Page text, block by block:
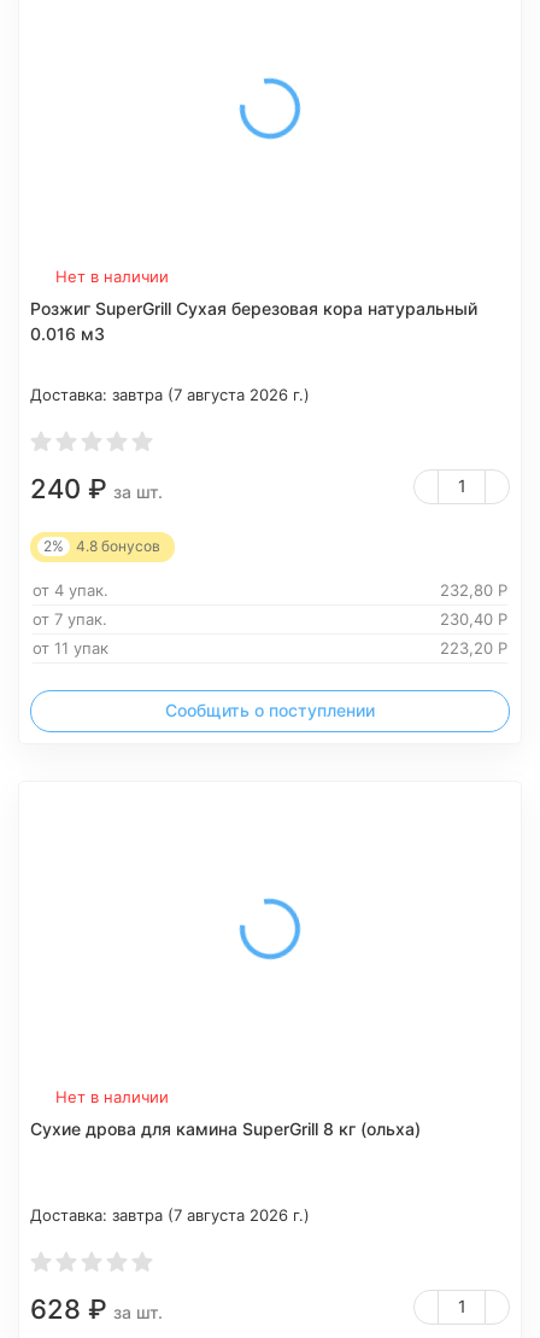
Нет в наличии
Розжиг SuperGrill Сухая березовая кора натуральный
0.016 м3
Доставка: завтра (7 августа 2026 г.)
240 ₽ за шт.
2% 4.8 бонусов
от 4 упак. 232,80 Р
от 7 упак.
230,40 Р
от 11 упак
223,20 Р
Сообщить о поступлении
Нет в наличии
Сухие дрова для камина SuperGrill 8 кг (ольха)
Доставка: завтра (7 августа 2026 г.)
628 ₽ за шт.